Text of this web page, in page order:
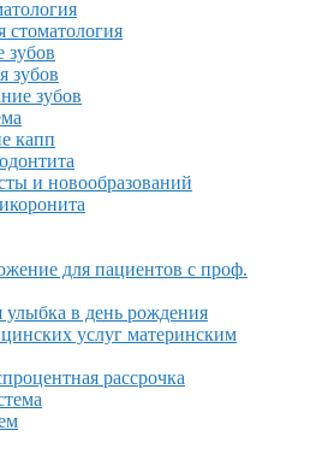
стоматология
зубов
зубов
зубов
капп
и новообразований
для пациентов с проф.
улыбка в день рождения
услуг материнским
рассрочка